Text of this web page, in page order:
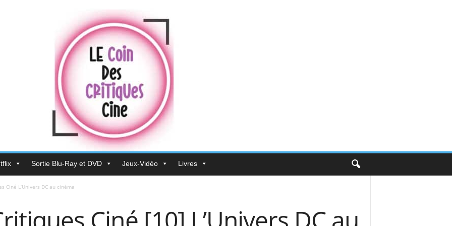
Sortie Blu-Ray et DVD Jeux-Vidéo Livres
Ciné L’Univers DC au cinéma